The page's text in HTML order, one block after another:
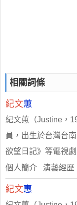
相關詞條
紀文蕙
紀文蕙（Justine，
員，出生於台灣台
欲望日記》等電視
個人簡介 演藝經
紀文惠